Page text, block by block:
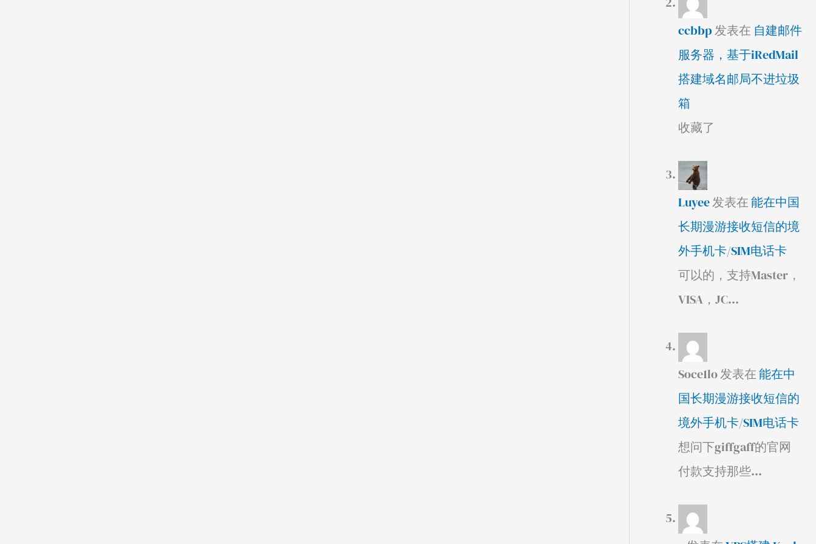
ccbbp发表在 自建邮件
服务器，基于iRedMail
搭建域名邮局不进垃圾
箱
收藏了
Luyee发表在能在中国
长期漫游接收短信的境
外手机卡/SIM电话卡
可以的，支持Master，
VISA，JC…
Soce1lo发表在能在中
国长期漫游接收短信的
境外手机卡/SIM电话卡
想问下giffgaff的官网
付款支持那些…